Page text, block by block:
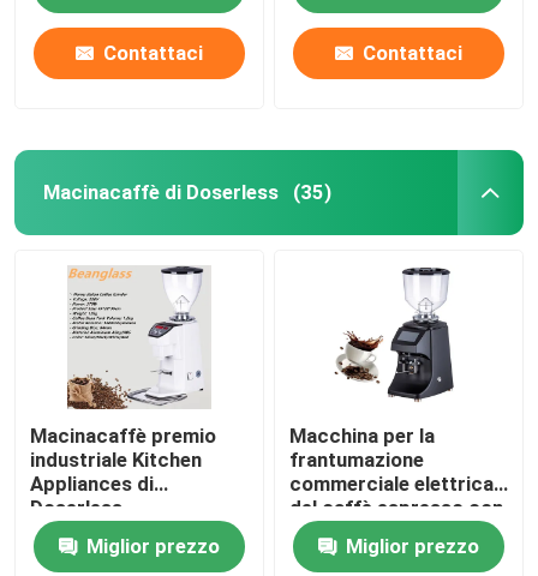
Contattaci Contattaci
Macinacaffè di Doserless (35)
Macinacaffè premio
industriale Kitchen
Appliances di
Doserless
Miglior prezzo
Macchina per la
frantumazione
commerciale elettrica
del caffè espresso con
la sbavatura di titanio
Miglior prezzo